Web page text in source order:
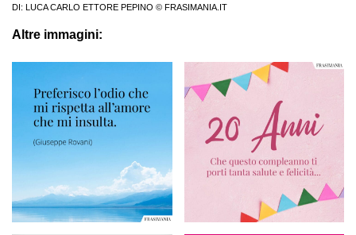
DI:
LUCA CARLO ETTORE PEPINO © FRASIMANIA.IT
Altre immagini: